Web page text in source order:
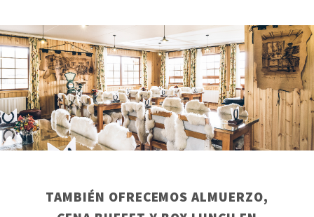
TAMBIÉN OFRECEMOS ALMUERZO,